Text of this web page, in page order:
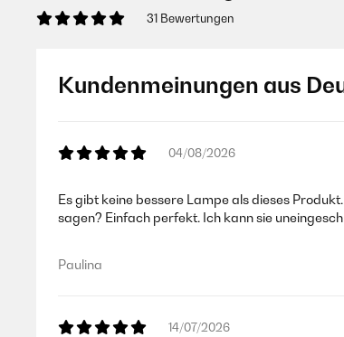
31 Bewertungen
Kundenmeinungen aus
04/08/2026
Es gibt keine bessere Lampe als dieses
sagen? Einfach perfekt. Ich kann sie
Paulina
14/07/2026